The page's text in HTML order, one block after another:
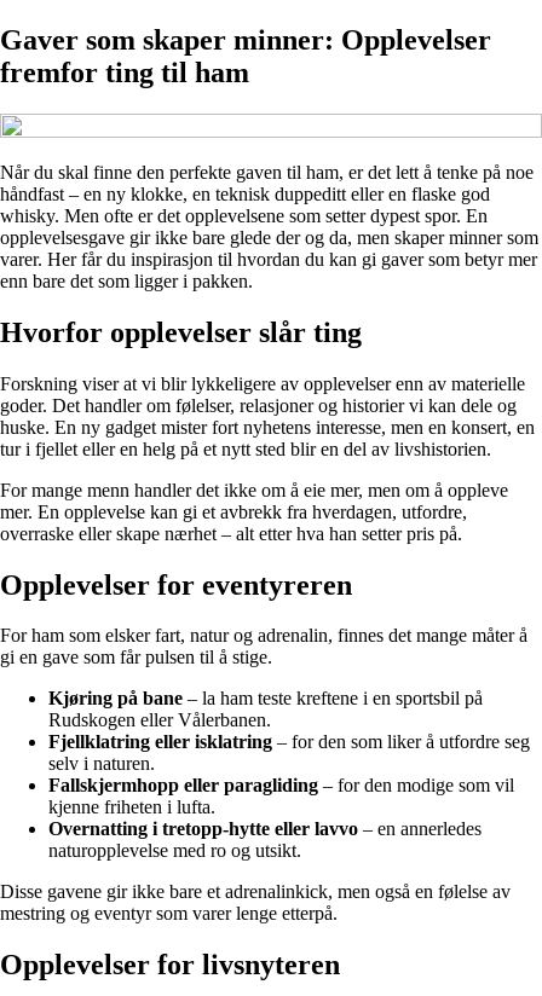
Gaver som skaper minner: Opplevelser
fremfor ting til ham
Når du skal finne den perfekte gaven til ham, er det lett å tenke på noe
håndfast – en ny klokke, en teknisk duppeditt eller en flaske god
whisky. Men ofte er det opplevelsene som setter dypest spor. En
opplevelsesgave gir ikke bare glede der og da, men skaper minner som
varer. Her får du inspirasjon til hvordan du kan gi gaver som betyr mer
enn bare det som ligger i pakken.
Hvorfor opplevelser slår ting
Forskning viser at vi blir lykkeligere av opplevelser enn av materielle
goder. Det handler om følelser, relasjoner og historier vi kan dele og
huske. En ny gadget mister fort nyhetens interesse, men en konsert, en
tur i fjellet eller en helg på et nytt sted blir en del av livshistorien.
For mange menn handler det ikke om å eie mer, men om å oppleve
mer. En opplevelse kan gi et avbrekk fra hverdagen, utfordre,
overraske eller skape nærhet – alt etter hva han setter pris på.
Opplevelser for eventyreren
For ham som elsker fart, natur og adrenalin, finnes det mange måter å
gi en gave som får pulsen til å stige.
Kjøring på bane – la ham teste kreftene i en sportsbil på
Rudskogen eller Vålerbanen.
Fjellklatring eller isklatring – for den som liker å utfordre seg
selv i naturen.
Fallskjermhopp eller paragliding – for den modige som vil
kjenne friheten i lufta.
Overnatting i tretopp-hytte eller lavvo – en annerledes
naturopplevelse med ro og utsikt.
Disse gavene gir ikke bare et adrenalinkick, men også en følelse av
mestring og eventyr som varer lenge etterpå.
Opplevelser for livsnyteren